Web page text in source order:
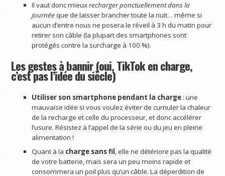
Il vaut donc mieuxrecharger ponctuellement dans la
journéeque de laisser brancher toute la nuit… même si
aucun d’entre nous ne posera le réveil à 3 h du matin pour
retirer son câble (la plupart des smartphones sont
protégés contre la surcharge à 100 %).
Les gestes à bannir (oui, TikTok en charge,
c’est pas l’idée du siècle)
Utiliser son smartphone pendant la charge: une
mauvaise idée si vous voulez éviter de cumuler la chaleur
de la recharge et celle du processeur, et donc accélérer
l’usure. Résistez à l’appel de la série ou du jeu en pleine
alimentation !
Quant à la charge sans fil, elle ne détériore pas la qualité
de votre batterie, mais sera un peu moins rapide et
consommera un poil plus qu’un câble. La déperdition de